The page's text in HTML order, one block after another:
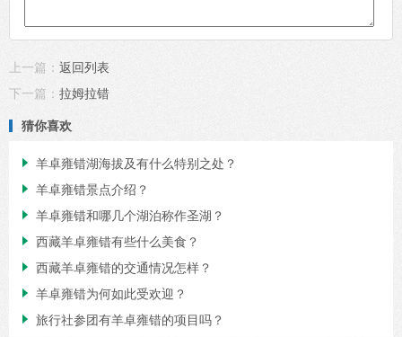
上一篇： 返回列表
下一篇： 拉姆拉错
猜你喜欢
 羊卓雍错湖海拔及有什么特别之处？
 羊卓雍错景点介绍？
 羊卓雍错和哪几个湖泊称作圣湖？
 西藏羊卓雍错有些什么美食？
 西藏羊卓雍错的交通情况怎样？
 羊卓雍错为何如此受欢迎？
 旅行社参团有羊卓雍错的项目吗？